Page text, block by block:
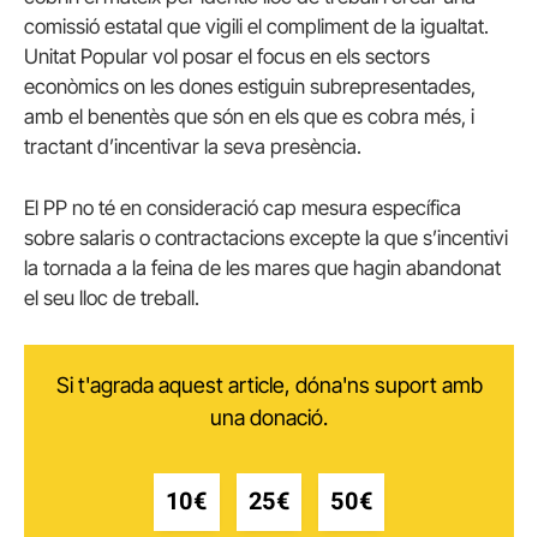
comissió estatal que vigili el compliment de la igualtat.
Unitat Popular vol posar el focus en els sectors
econòmics on les dones estiguin subrepresentades,
amb el benentès que són en els que es cobra més, i
tractant d’incentivar la seva presència.
El PP no té en consideració cap mesura específica
sobre salaris o contractacions excepte la que s’incentivi
la tornada a la feina de les mares que hagin abandonat
el seu lloc de treball.
Si t'agrada aquest article, dóna'ns suport amb
una donació.
10€ 25€ 50€